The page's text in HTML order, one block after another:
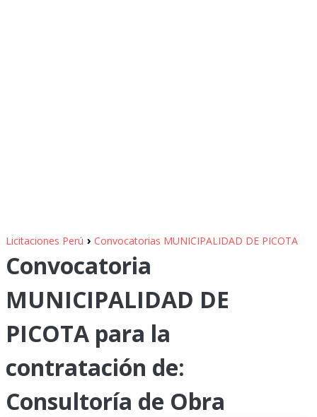
Licitaciones Perú › Convocatorias MUNICIPALIDAD DE PICOTA
Convocatoria
MUNICIPALIDAD DE
PICOTA para la
contratación de:
Consultoría de Obra